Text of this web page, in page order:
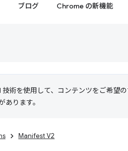
ブログ Chrome の新機能
術を使用して、コンテンツをご希望
ります。
Manifest V2